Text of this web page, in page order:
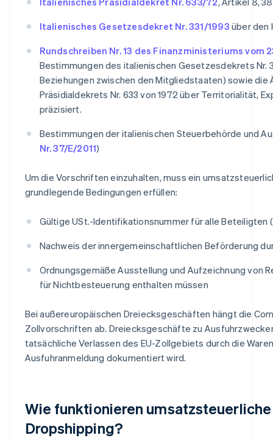
Italienisches Gesetzesdekret Nr. 331/1993 über den
Rundschreiben Nr. 13 des Finanzministeriums vom
Bestimmungen des italienischen Gesetzesdekrets Nr.
Beziehungen zwischen den Mitgliedstaaten) sowie die
Präsidialdekrets Nr. 633 von 1972 über Territorialität,
präzisiert.
Bestimmungen der italienischen Steuerbehörde und
Nr. 37/E/2011)
Um die Vorschriften einzuhalten, muss ein
grundlegende Bedingungen erfüllen:
Gültige USt.-Identifikationsnummer für alle Beteiligten
Nachweis der innergemeinschaftlichen Beförderung
Ordnungsgemäße Ausstellung und Aufzeichnung von
für Nichtbesteuerung enthalten müssen
Bei außereuropäischen Dreiecksgeschäften hängt die
Zollvorschriften ab. Dreiecksgeschäfte zu
tatsächliche Verlassen des EU-Zollgebiets durch die
Ausfuhranmeldung dokumentiert wird.
Wie funktionieren
Dropshipping?